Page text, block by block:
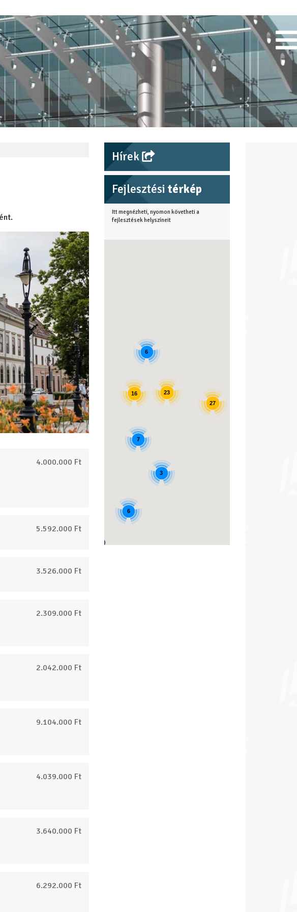
4.000.000 Ft
5.592.000 Ft
3.526.000 Ft
2.309.000 Ft
2.042.000 Ft
9.104.000 Ft
4.039.000 Ft
3.640.000 Ft
6.292.000 Ft
Hírek
Fejlesztési térkép
Itt megnézheti, nyomon követheti a
fejlesztések helyszíneit
23
6
27
7
6
16
3